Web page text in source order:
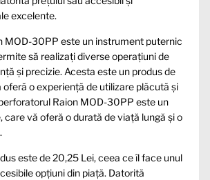
excelente.
MOD-30PP este un instrument puternic
să realizați diverse operațiuni de
și precizie. Acesta este un produs de
oferă o experiență de utilizare plăcută și
Raion MOD-30PP este un
care vă oferă o durată de viață lungă și o
este de 20,25 Lei, ceea ce îl face unul
opțiuni din piață. Datorită